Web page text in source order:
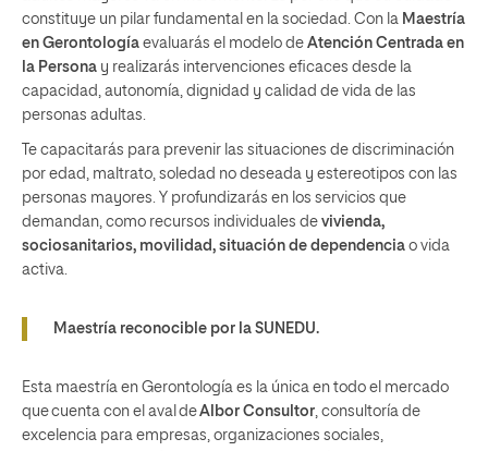
constituye un pilar fundamental en la sociedad. Con la Maestría
en Gerontología evaluarás el modelo de Atención Centrada en
la Persona y realizarás intervenciones eficaces desde la
capacidad, autonomía, dignidad y calidad de vida de las
personas adultas.
Te capacitarás para prevenir las situaciones de discriminación
por edad, maltrato, soledad no deseada y estereotipos con las
personas mayores. Y profundizarás en los servicios que
demandan, como recursos individuales de vivienda,
sociosanitarios, movilidad, situación de dependencia o vida
activa.
Maestría reconocible por la SUNEDU.
Esta maestría en Gerontología es la única en todo el mercado
que cuenta con el aval deAlbor Consultor, consultoría de
excelencia para empresas, organizaciones sociales,